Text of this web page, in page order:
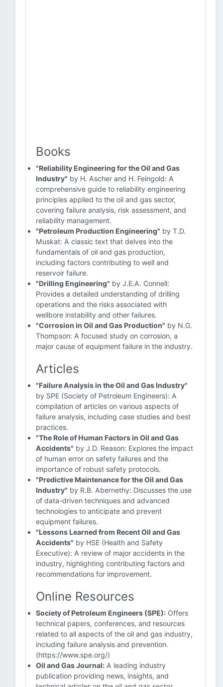
Books
"Reliability Engineering for the Oil and Gas
Industry" by H. Ascher and H. Feingold: A
comprehensive guide to reliability engineering
principles applied to the oil and gas sector,
covering failure analysis, risk assessment, and
reliability management.
"Petroleum Production Engineering" by T.D.
Muskat: A classic text that delves into the
fundamentals of oil and gas production,
including factors contributing to well and
reservoir failure.
"Drilling Engineering" by J.E.A. Connell:
Provides a detailed understanding of drilling
operations and the risks associated with
wellbore instability and other failures.
"Corrosion in Oil and Gas Production" by N.G.
Thompson: A focused study on corrosion, a
major cause of equipment failure in the industry.
Articles
"Failure Analysis in the Oil and Gas Industry"
by SPE (Society of Petroleum Engineers): A
compilation of articles on various aspects of
failure analysis, including case studies and best
practices.
"The Role of Human Factors in Oil and Gas
Accidents" by J.D. Reason: Explores the impact
of human error on safety failures and the
importance of robust safety protocols.
"Predictive Maintenance for the Oil and Gas
Industry" by R.B. Abernethy: Discusses the use
of data-driven techniques and advanced
technologies to anticipate and prevent
equipment failures.
"Lessons Learned from Recent Oil and Gas
Accidents" by HSE (Health and Safety
Executive): A review of major accidents in the
industry, highlighting contributing factors and
recommendations for improvement.
Online Resources
Society of Petroleum Engineers (SPE): Offers
technical papers, conferences, and resources
related to all aspects of the oil and gas industry,
including failure analysis and prevention.
(https://www.spe.org/)
Oil and Gas Journal: A leading industry
publication providing news, insights, and